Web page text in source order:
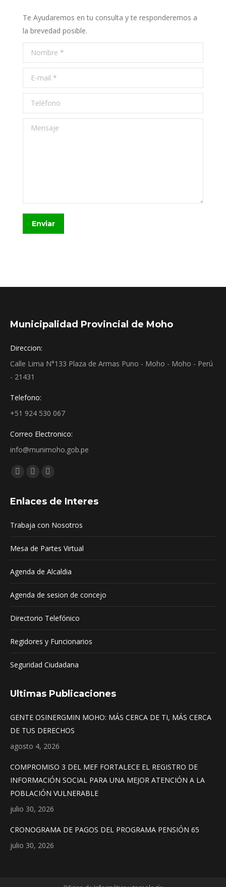
Te Ayudaremos en tu consulta y te responderemos a
la brevedad posible.
Nombre *
E-mail *
Teléfono
Mensaje
Enviar
Municipalidad Provincial de Moho
Direccion:
Calle Lima N°133 Plaza de Armas Puno - Moho - Moho - Perú
- 21431
Telefono:
+51 924 530 067
Correo Electronico:
info@munimoho.gob.pe
Encuéntranos en:
Facebook
opens
new
YouTube
opens
new
Mail
opens
new
Enlaces de Interes
Trabaja con Nosotros
Mesa de Partes Virtual
Agenda de Alcaldia
Agenda de sesion de concejo
Directorio Telefónico
Regidores y Funcionarios
Seguridad Ciudadana
Ultimas Publicaciones
GENTE OSINERGMIN MOHO: MÁS CERCA DE TI, MÁS CERCA
DE TUS DERECHOS
agosto 4, 2026
COMPROMISO 3 DEL MEF FORTALECE EL REGISTRO DE
INFORMACIÓN SOCIAL PARA UNA MEJOR ATENCIÓN A LA
POBLACIÓN VULNERABLE
julio 30, 2026
CRONOGRAMA DE PAGOS DEL PROGRAMA PENSIÓN 65
julio 30, 2026